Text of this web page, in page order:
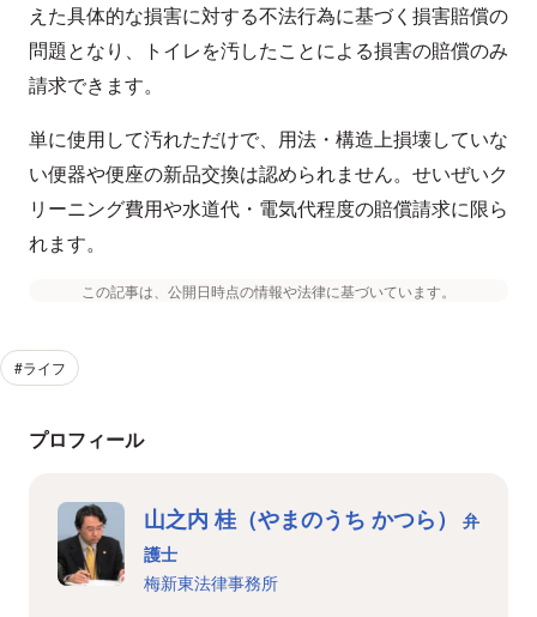
えた具体的な損害に対する不法行為に基づく損害賠償の
問題となり、トイレを汚したことによる損害の賠償のみ
請求できます。
単に使用して汚れただけで、用法・構造上損壊していな
い便器や便座の新品交換は認められません。せいぜいク
リーニング費用や水道代・電気代程度の賠償請求に限ら
れます。
この記事は、公開日時点の情報や法律に基づいています。
#ライフ
プロフィール
山之内 桂（やまのうち かつら）
弁
護士
梅新東法律事務所